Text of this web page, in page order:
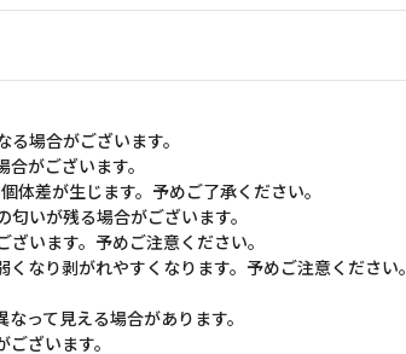
場合がございます。
がございます。
差が生じます。予めご了承ください。
いが残る場合がございます。
います。予めご注意ください。
なり剥がれやすくなります。予めご注意ください。
って見える場合があります。
ざいます。